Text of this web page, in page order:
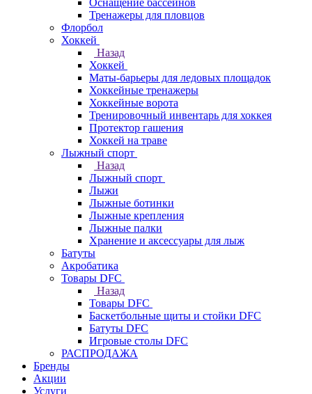
Оснащение бассейнов
Тренажеры для пловцов
Флорбол
Хоккей
Назад
Хоккей
Маты-барьеры для ледовых площадок
Хоккейные тренажеры
Хоккейные ворота
Тренировочный инвентарь для хоккея
Протектор гашения
Хоккей на траве
Лыжный спорт
Назад
Лыжный спорт
Лыжи
Лыжные ботинки
Лыжные крепления
Лыжные палки
Хранение и аксессуары для лыж
Батуты
Акробатика
Товары DFC
Назад
Товары DFC
Баскетбольные щиты и стойки DFC
Батуты DFC
Игровые столы DFC
РАСПРОДАЖА
Бренды
Акции
Услуги